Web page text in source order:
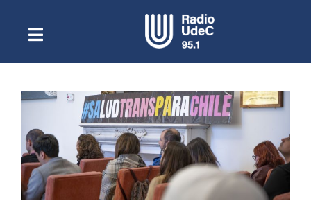
contenidoToggle
NavigationEscuchar Radio UdeC en vivo
Quiénes Somos
Programación
Podcast
Noticias